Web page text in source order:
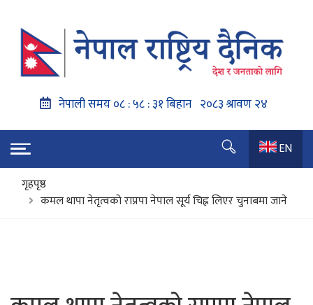
EN
गृहपृष्ठ
कमल थापा नेतृत्वको राप्रपा नेपाल सूर्य चिह्न लिएर चुनाबमा जाने